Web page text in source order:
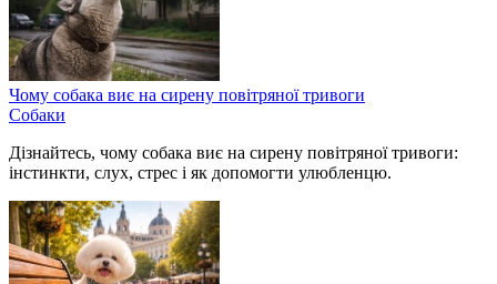
Чому собака виє на сирену повітряної тривоги
Собаки
Дізнайтесь, чому собака виє на сирену повітряної тривоги:
інстинкти, слух, стрес і як допомогти улюбленцю.